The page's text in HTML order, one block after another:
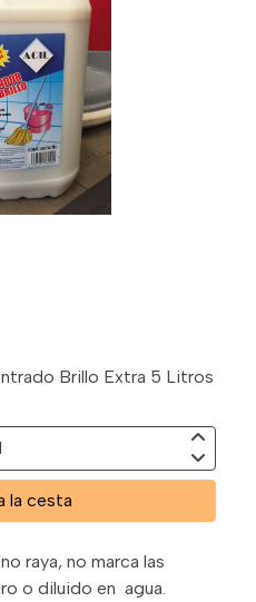
Brillo Extra 5 Litros
la cesta
raya, no marca las
o diluido en agua.